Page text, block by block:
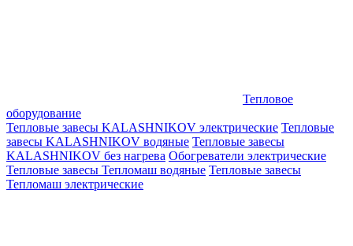
Тепловое
оборудование
Тепловые завесы KALASHNIKOV электрические Тепловые
завесы KALASHNIKOV водяные Тепловые завесы
KALASHNIKOV без нагрева Обогреватели электрические
Тепловые завесы Тепломаш водяные Тепловые завесы
Тепломаш электрические